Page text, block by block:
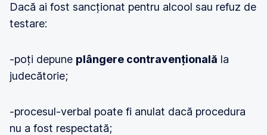
Dacă ai fost sancționat pentru alcool sau refuz de
testare:
-poți depune plângere contravențională la
judecătorie;
-procesul-verbal poate fi anulat dacă procedura
nu a fost respectată;